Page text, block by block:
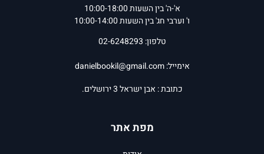
א'-ה' בין השעות 10:00-18:00
ו' וערבי חג' בין השעות 10:00-14:00
טלפון: 02-6248293
אימייל:danielbookil@gmail.com
כתובת : אבן ישראל 3 ירושלים.
מפת אתר